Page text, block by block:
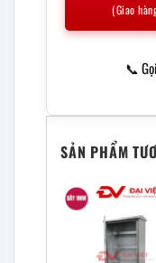
(Giao
📞
SẢN PHẨM